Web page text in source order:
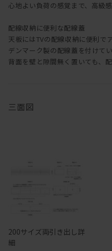
心地よい負荷の感覚まで、高級
配線収納に便利な配線蓋
天板にはTVの配線収納に便利で
デンマーク製の配線蓋を付けてい
背面を壁と隙間無く置いても、
三面図
200サイズ両引き出し詳
細